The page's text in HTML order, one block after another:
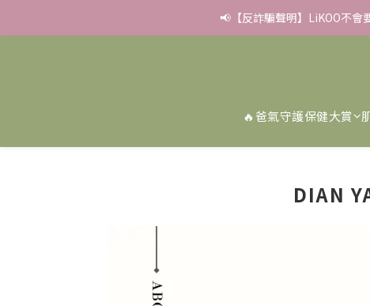
✨滿額好禮 ➊滿９９９贈
📢【反詐騙聲明】LiKOO不會
✨滿額好禮 ➊滿９９９贈
🔥爸氣守護保健大賞
DIAN